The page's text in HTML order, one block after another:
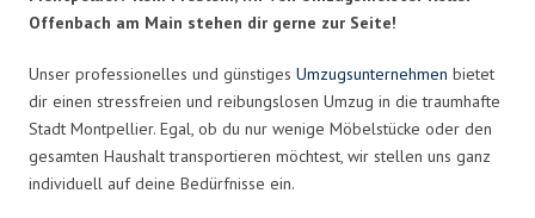
Offenbach am Main stehen dir gerne zur Seite!
Unser professionelles und günstiges Umzugsunternehmen bietet
dir einen stressfreien und reibungslosen Umzug in die traumhafte
Stadt Montpellier. Egal, ob du nur wenige Möbelstücke oder den
gesamten Haushalt transportieren möchtest, wir stellen uns ganz
individuell auf deine Bedürfnisse ein.